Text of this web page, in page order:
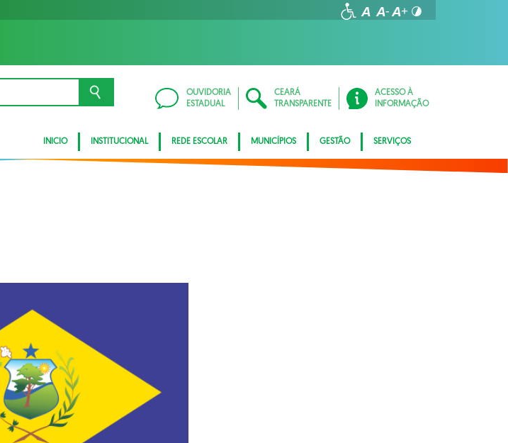
OUVIDORIA
ESTADUAL
CEARÁ
TRANSPARENTE
ACESSO À
INFORMAÇÃO
INICIO INSTITUCIONAL REDE ESCOLAR MUNICÍPIOS GESTÃO SERVIÇOS